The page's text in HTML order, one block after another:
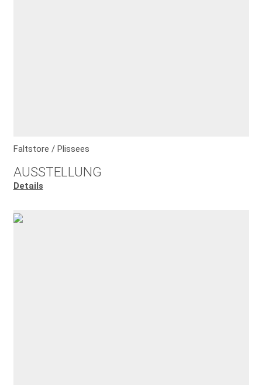
Faltstore / Plissees
AUSSTELLUNG
Details